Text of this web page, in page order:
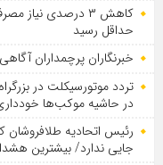
کاهش ۳ درصدی
حداقل رسید
خبرنگاران پرچمداران
تردد موتورسیکلت در
در حاشیه موکب‌ها
رئیس اتحادیه
جایی ندارد/ بیشترین